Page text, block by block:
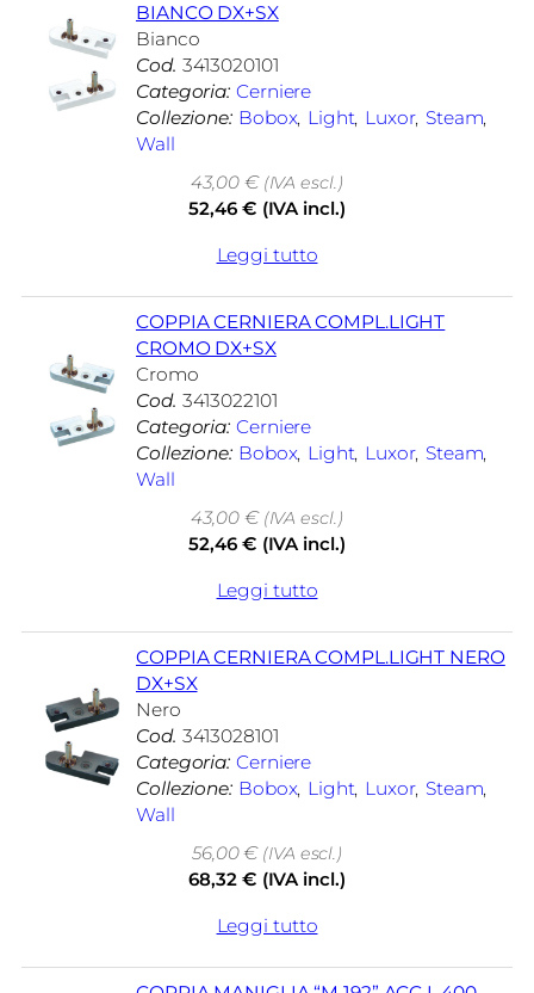
BIANCO DX+SX
Cod. 3413020101
Bianco
Categoria: Cerniere
Collezione: Bobox, Light, Luxor, Steam,
Wall
43,00 €(IVA escl.)
52,46 € (IVA incl.)
Leggi tutto
COPPIA CERNIERA COMPL.LIGHT
CROMO DX+SX
Cod. 3413022101
Cromo
Categoria: Cerniere
Collezione: Bobox, Light, Luxor, Steam,
Wall
43,00 €(IVA escl.)
52,46 € (IVA incl.)
Leggi tutto
COPPIA CERNIERA COMPL.LIGHT NERO
DX+SX
Cod. 3413028101
Nero
Categoria: Cerniere
Collezione: Bobox, Light, Luxor, Steam,
Wall
56,00€(IVA escl.)
68,32 € (IVA incl.)
Leggi tutto